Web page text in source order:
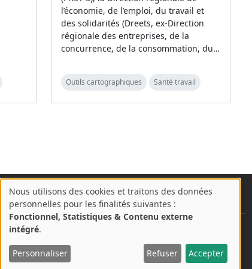
l’économie, de l’emploi, du travail et
des solidarités (Dreets, ex-Direction
régionale des entreprises, de la
concurrence, de la consommation, du…
Outils cartographiques Santé travail
User account menu
Se connecter
A
propos
des
cookies
sur
Nous utilisons des cookies et traitons des données
personnelles pour les finalités suivantes :
Fonctionnel, Statistiques & Contenu externe
intégré.
Personnaliser Refuser Accepter